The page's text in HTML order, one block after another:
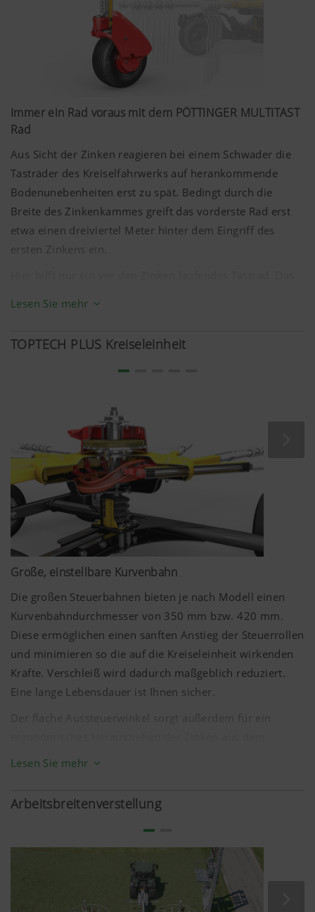
Immer ein Rad voraus mit dem PÖTTINGER MULTITAST
Rad
Aus Sicht der Zinken reagieren bei einem Schwader die
Tasträder des Kreiselfahrwerks auf herankommende
Bodenunebenheiten erst zu spät. Bedingt durch die
Breite des Zinkenkammes greift das vorderste Rad erst
etwa einen dreiviertel Meter hinter dem Eingriff des
ersten Zinkens ein.
innere Tastrad die Führung übernimmt. Es sorgt stets für
den optimalen Abstand zwischen Zinken und Boden.
nachweislich minimiert.
Lesen Sie mehr
TOPTECH PLUS Kreiseleinheit
Große, einstellbare Kurvenbahn
Die großen Steuerbahnen bieten je nach Modell einen
Kurvenbahndurchmesser von 350 mm bzw.420 mm.
Diese ermöglichen einen sanften Anstieg der Steuerrollen
und minimieren so die auf die Kreiseleinheit wirkenden
Kräfte. Verschleiß wird dadurch maßgeblich reduziert.
Eine lange Lebensdauer ist Ihnen sicher.
Schwad. Dies führt dazu, dass der Schwad locker und
Lesen Sie mehr
Arbeitsbreitenverstellung